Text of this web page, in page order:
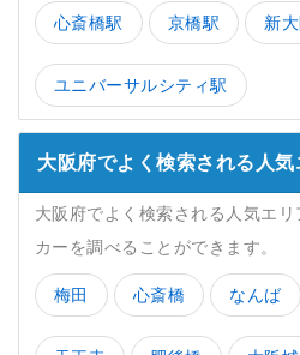
心斎橋駅 京橋駅 新
ユニバーサルシティ駅
大阪府でよく検索される人気
大阪府でよく検索される人気エ
カーを調べることができます。
梅田 心斎橋 なんば